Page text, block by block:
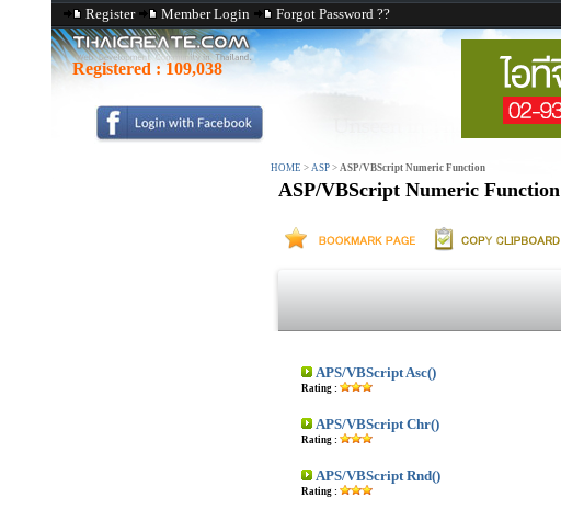
Register Member Login Forgot Password ??
Registered : 109,038
HOME > ASP > ASP/VBScript Numeric Function
ASP/VBScript Numeric Function
APS/VBScript Asc()
Rating :
APS/VBScript Chr()
Rating :
APS/VBScript Rnd()
Rating :